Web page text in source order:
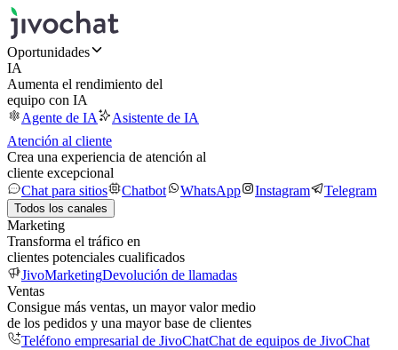
Oportunidades
IA
Aumenta el rendimiento del
equipo con IA
Agente de IA
Asistente de IA
Atención al cliente
Crea una experiencia de atención al
cliente excepcional
Chat para sitios
Chatbot WhatsApp Instagram Telegram
Todos los canales
Marketing
Transforma el tráfico en
clientes potenciales cualificados
JivoMarketingDevolución de llamadas
Ventas
Consigue más ventas, un mayor valor medio
de los pedidos y una mayor base de clientes
Teléfono empresarial de JivoChatChat de equipos de JivoChat